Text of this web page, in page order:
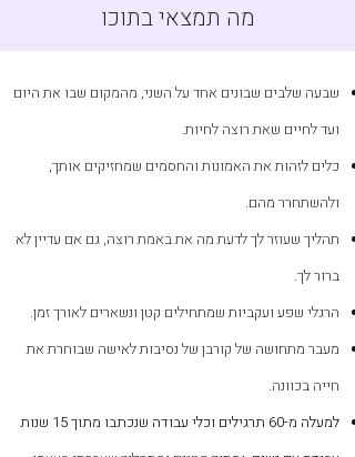
מה תמצאי בתוכו
שבעה שלבים שבונים אחד על השני, מהמקום שבו את היום
ועד לחיים שאת רוצה לחיות.
כלים לזהות את האמונות והחסמים שמחזיקים אותך,
ולהשתחרר מהם.
תהליך שעוזר לך לדעת מה את באמת רוצה, גם אם עדיין לא
ברור לך.
הרגלי שפע ועקביות שמתחילים קטן ונשארים לאורך זמן.
מעבר מתחושה של קורבן של נסיבות לאישה שבוחרת את
חייה בכוונה.
למעלה מ-60 תרגילים וכלי עבודה שנכתבו מתוך 15 שנות